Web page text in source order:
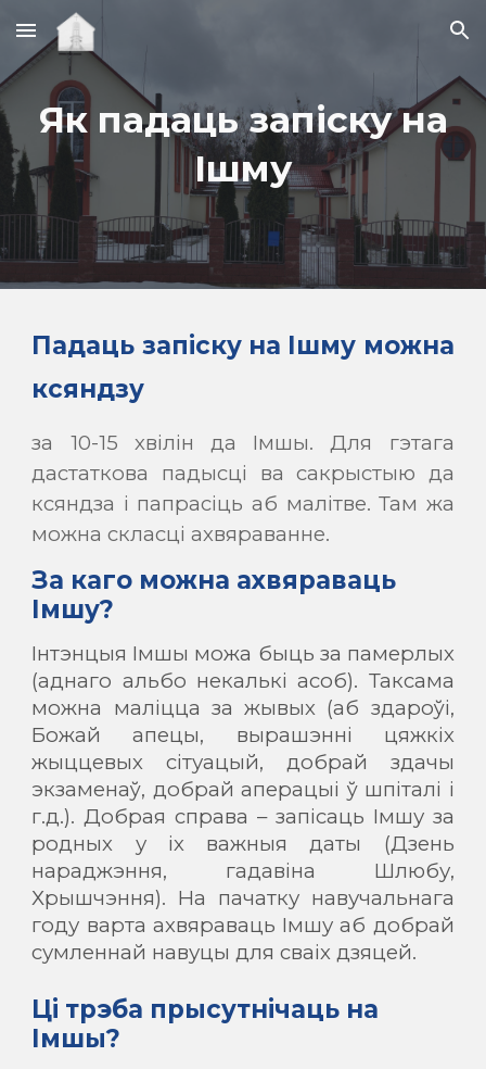
Skip to main content Skip to navigation
Як падаць запіску на
Ішму
Падаць запіску на Ішму можна
ксяндзу
за 10-15 хвілін да Імшы. Для гэтага
дастаткова падысці ва сакрыстыю да
ксяндза і папрасіць аб малітве. Там жа
можна скласці ахвяраванне.
За каго можна ахвяраваць
Імшу?
Інтэнцыя Імшы можа быць за памерлых
(аднаго альбо некалькі асоб). Таксама
можна маліцца за жывых (аб здароўі,
Божай апецы, вырашэнні цяжкіх
жыццевых сітуацый, добрай здачы
экзаменаў, добрай аперацыі ў шпіталі і
г.д.). Добрая справа – запісаць Імшу за
родных у іх важныя даты (Дзень
нараджэння, гадавіна Шлюбу,
Хрышчэння). На пачатку навучальнага
году варта ахвяраваць Імшу аб добрай
сумленнай навуцы для сваіх дзяцей.
Ці трэба прысутнічаць на
Імшы?